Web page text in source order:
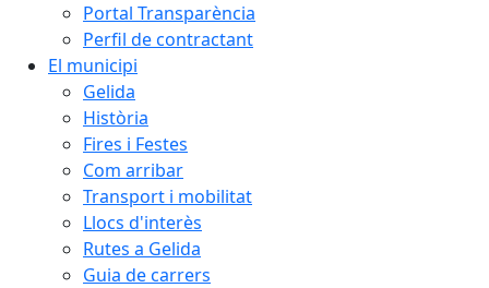
Portal Transparència
Perfil de contractant
El municipi
Gelida
Història
Fires i Festes
Com arribar
Transport i mobilitat
Llocs d'interès
Rutes a Gelida
Guia de carrers